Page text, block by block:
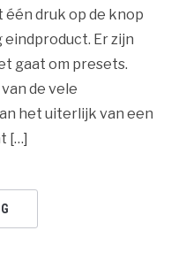
één druk op de knop
Er zijn
gaat om presets.
de vele
het uiterlijk van een
[…]